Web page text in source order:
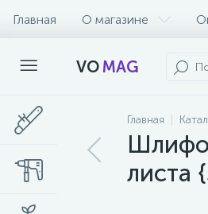
Главная О магазине
VOMAG
Главная
листа